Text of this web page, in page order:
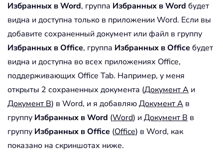
Избранных в Word, группа Избранных в Word будет
видна и доступна только в приложении Word. Если вы
добавите сохраненный документ или файл в группу
Избранных в Office, группа Избранных в Office будет
видна и доступна во всех приложениях Office,
поддерживающих Office Tab. Например, у меня
открыты 2 сохраненных документа (Документ A и
Документ B) в Word, и я добавляюДокумент A в
группу Избранных в Word (Word) и Документ B в
группу Избранных в Office (Office) в Word, как
показано на скриншотах ниже.